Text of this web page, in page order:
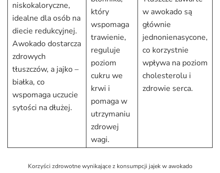
niskokaloryczne,
idealne dla osób na
diecie redukcyjnej.
Awokado dostarcza
zdrowych
tłuszczów, a jajko –
białka, co
wspomaga uczucie
sytości na dłużej.
który
wspomaga
trawienie,
reguluje
poziom
cukru we
krwi i
pomaga w
utrzymaniu
zdrowej
wagi.
w awokado są
głównie
jednonienasycone,
co korzystnie
wpływa na poziom
cholesterolu i
zdrowie serca.
Korzyści zdrowotne wynikające z konsumpcji jajek w awokado